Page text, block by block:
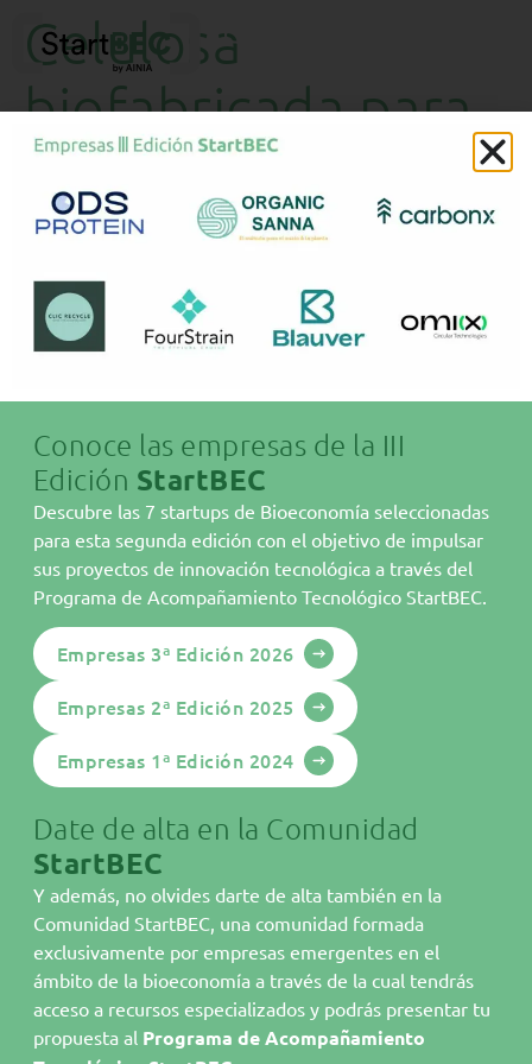
Celulosa
biofabricada para
una cosmética
más limpia
Sobre AINIA
Bioeconomía
Comunidad
Programa
Empresas StartBEC
Hazte miembro
Contacto
Parque Tecnológico de Valencia
C/. Benjamín Franklin, 5-11
E46980 Paterna
Conoce las empresas de la III
Edición StartBEC
Descubre las 7 startups de Bioeconomía seleccionadas
para esta segunda edición con el objetivo de impulsar
sus proyectos de innovación tecnológica a través del
Programa de Acompañamiento Tecnológico StartBEC.
Empresas 3ª Edición 2026
Empresas 2ª Edición 2025
Empresas 1ª Edición 2024
Date de alta en la Comunidad
StartBEC
Y además, no olvides darte de alta también en la
Comunidad StartBEC, una comunidad formada
exclusivamente por empresas emergentes en el
ámbito de la bioeconomía a través de la cual tendrás
acceso a recursos especializados y podrás presentar tu
propuesta al Programa de Acompañamiento